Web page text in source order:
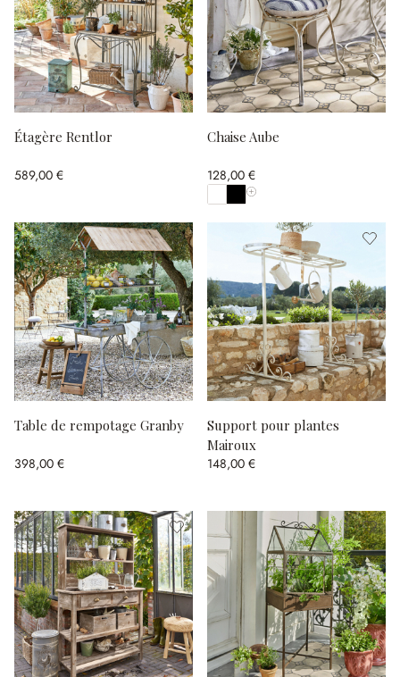
Étagère Rentlor
589,00 €
Chaise Aube
128,00 €
Afficher toutes les couleurs
Table de rempotage Granby
398,00 €
Support pour plantes
Mairoux
148,00 €